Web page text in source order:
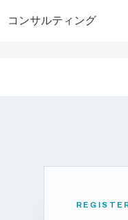
コンサルティング